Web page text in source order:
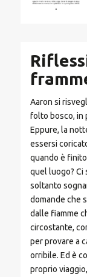
Aaron si
folto bosco, in
Eppure, la
essersi
quando è
quel luogo? Ci
soltanto
domande che
dalle fiamme
circostante,
per provare a
orribile. Ed è
proprio